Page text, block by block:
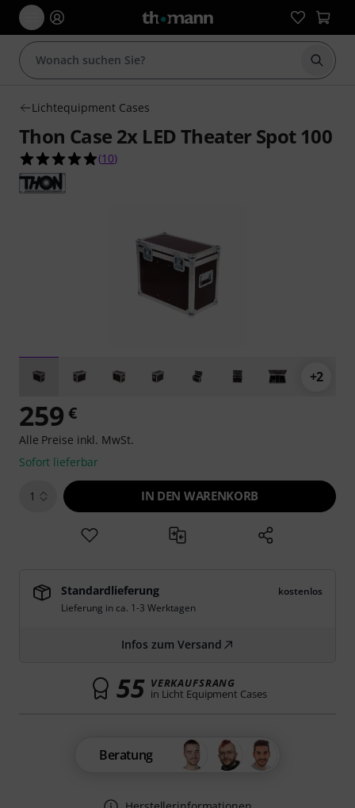
Suche
Lichtequipment Cases
Thon Case 2x LED Theater Spot 100
5.0 von 5 Sternen aus 10 Kundenbewertungen
(10)
+2
259 €
Alle Preise inkl. MwSt.
Sofort lieferbar
1 IN DEN WARENKORB
Standardlieferung
kostenlos
Lieferung in ca. 1-3 Werktagen
Infos zum Versand
55 VERKAUFSRANG
in Licht Equipment Cases
Beratung